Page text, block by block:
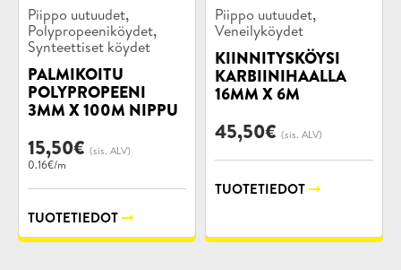
Tuotekategoriat:
Piippo uutuudet,
Polypropeeniköydet,
Synteettiset köydet
PALMIKOITU
POLYPROPEENI
3MM X 100M NIPPU
15,50€ (sis. ALV)
0.16€/m
TUOTETIEDOT
Tuotekategoriat:
Piippo uutuudet,
Veneilyköydet
KIINNITYSKÖYSI
KARBIINIHAALLA
16MM X 6M
45,50€ (sis. ALV)
TUOTETIEDOT